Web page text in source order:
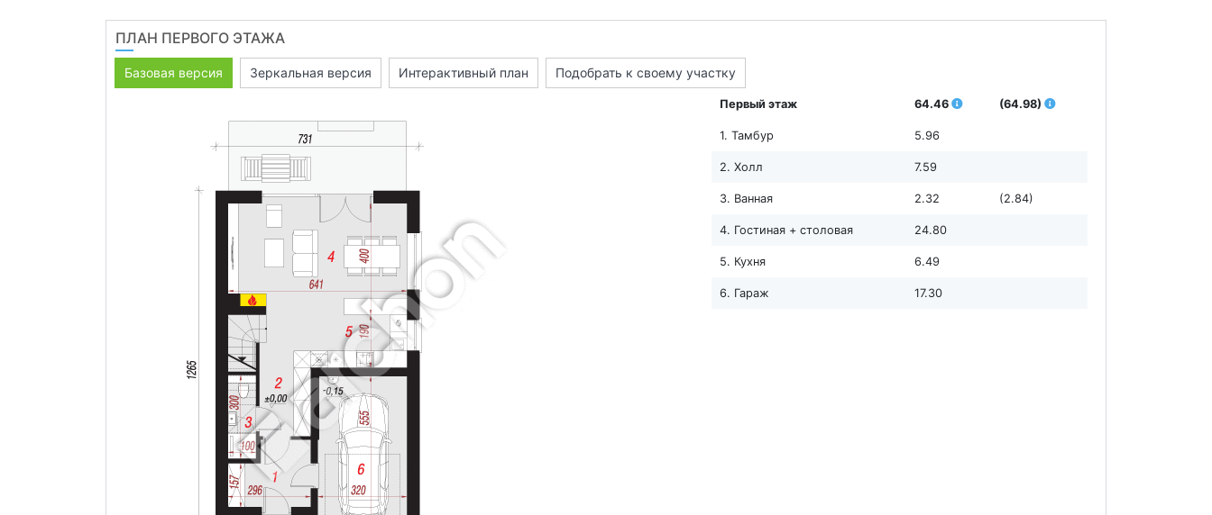
ПЛАН ПЕРВОГО ЭТАЖА
Базовая версия Зеркальная версия Интерактивный план Подобрать к своему участку
Первый этаж 64.46 (64.98)
1. Тамбур 5.96
2. Холл 7.59
3. Ванная 2.32 (2.84)
4. Гостиная + столовая 24.80
5. Кухня 6.49
6. Гараж 17.30